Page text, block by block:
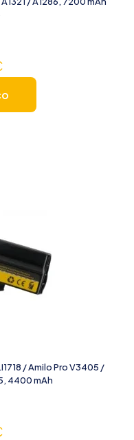
/ Amilo Pro V3405 /
4400 mAh